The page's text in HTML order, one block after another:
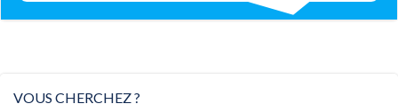
VOUS CHERCHEZ ?